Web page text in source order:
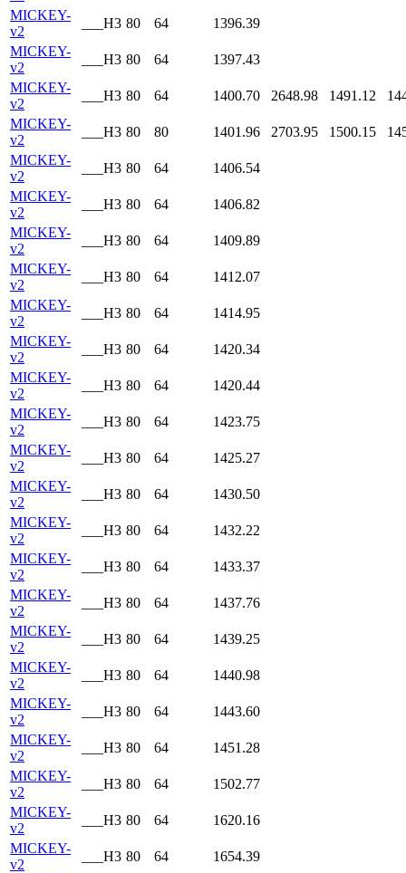
MICKEY-
v2
___H3 80 64
1396.39
MICKEY-
v2
___H3 80 64
1397.43
MICKEY-
v2
___H3 80 64 1400.70 2648.98 1491.12
MICKEY-
v2
___H3 80 80 1401.96 2703.95 1500.15
MICKEY-
v2
___H3 80 64
1406.54
MICKEY-
v2
___H3 80 64
1406.82
MICKEY-
v2
___H3 80 64
1409.89
MICKEY-
v2
___H3 80 64
1412.07
MICKEY-
v2
___H3 80 64
1414.95
MICKEY-
v2
___H3 80 64
1420.34
MICKEY-
v2
___H3 80 64
1420.44
MICKEY-
v2
___H3 80 64
1423.75
MICKEY-
v2
___H3 80 64
1425.27
MICKEY-
v2
___H3 80 64
1430.50
MICKEY-
v2
___H3 80 64
1432.22
MICKEY-
v2
___H3 80 64
1433.37
MICKEY-
v2
___H3 80 64
1437.76
MICKEY-
v2
___H3 80 64
1439.25
MICKEY-
v2
___H3 80 64
1440.98
MICKEY-
v2
___H3 80 64
1443.60
MICKEY-
v2
___H3 80 64
1451.28
MICKEY-
v2
___H3 80 64
1502.77
MICKEY-
v2
___H3 80 64
1620.16
MICKEY-
v2
___H3 80 64
1654.39